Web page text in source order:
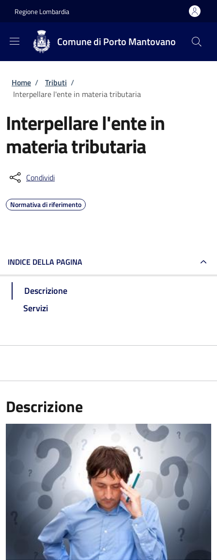
Regione Lombardia
Comune di Porto Mantovano
Briciole di pane
Home / Tributi /
Interpellare l'ente in materia tributaria
Interpellare l'ente in
materia tributaria
Condividi
Normativa di riferimento
INDICE DELLA PAGINA
Descrizione
Servizi
Descrizione